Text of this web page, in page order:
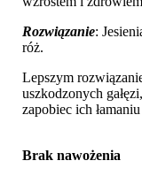
Rozwiązanie:
róż.
Lepszym
uszkodzonych
zapobiec ich
Brak nawożenia